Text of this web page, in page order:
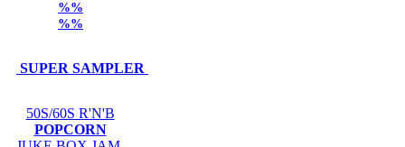
%%
%%
SUPER SAMPLER
50S/60S R'N'B
POPCORN